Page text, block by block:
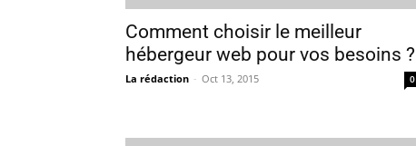
Comment choisir le meilleur
hébergeur web pour vos besoins ?
La rédaction - Oct 13, 2015 0